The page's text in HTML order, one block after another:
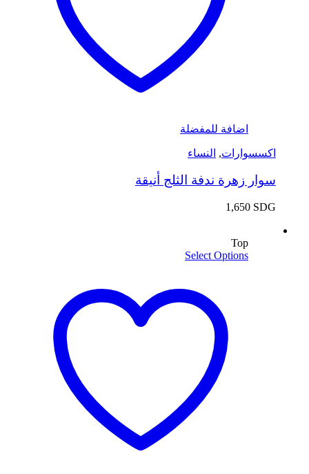
اضافة للمفضلة
اكسسوارات, النساء
سوار زهرة ندفة الثلج أنيقة
1,650 SDG
Top
Select Options